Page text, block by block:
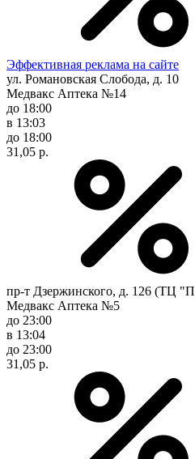
Эффективная реклама на сайте
ул. Романовская Слобода, д. 10
Медвакс Аптека №14
до 18:00
в 13:03
до 18:00
31,05 р.
пр-т Дзержинского, д. 126 (ТЦ
Медвакс Аптека №5
до 23:00
в 13:04
до 23:00
31,05 р.